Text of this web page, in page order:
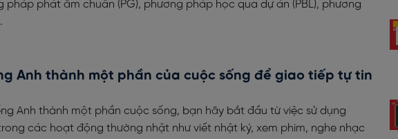
pháp phát âm chuẩn (PG), phương pháp học qua dự án (PBL), phương
Anh thành một phần của cuộc sống để giao tiếp tự tin
Anh thành một phần cuộc sống, bạn hãy bắt đầu từ việc sử dụng
các hoạt động thường nhật như viết nhật ký, xem phim, nghe nhạc